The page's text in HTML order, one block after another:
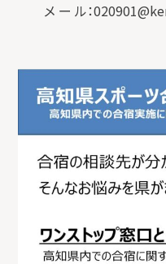
メ ー ル：